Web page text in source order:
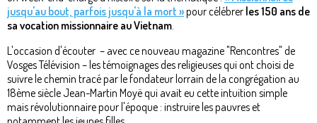
jusqu'au bout, parfois jusqu'à la mort »pour célébrer les 150 ans de
sa vocation missionnaire au Vietnam
L'occasion d'écouter – avec ce nouveau magazine "Rencontres" de
Vosges Télévision – les témoignages des religieuses qui ont choisi de
suivre le chemin tracé par le fondateur lorrain de la congrégation au
18ème siècle Jean-Martin Moyë qui avait eu cette intuition simple
mais révolutionnaire pour l'époque : instruire les pauvres et